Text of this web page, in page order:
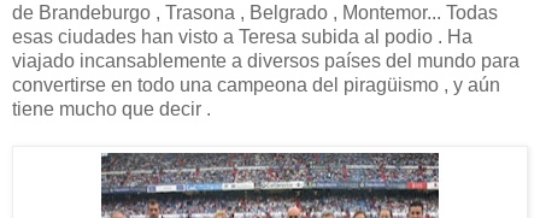
de Brandeburgo , Trasona , Belgrado , Montemor... Todas
esas ciudades han visto a Teresa subida al podio . Ha
viajado incansablemente a diversos países del mundo para
convertirse en todo una campeona del piragüismo , y aún
tiene mucho que decir .